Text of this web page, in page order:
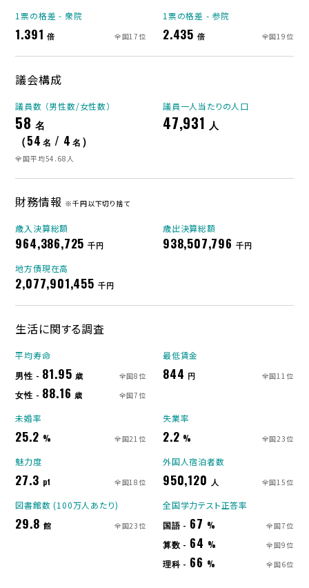
1票の格差 - 衆院
1.391 倍 全国17位
1票の格差 - 参院
2.435 倍 全国19位
議会構成
議員数 （男性数/女性数）
58 名
（54 名 / 4 名 ）
全国平均54.68人
議員一人当たりの人口
47,931 人
財務情報 ※千円以下切り捨て
歳入決算総額
964,386,725 千円
歳出決算総額
938,507,796 千円
地方債現在高
2,077,901,455 千円
生活に関する調査
平均寿命
男性 - 81.95 歳 全国8位
女性 - 88.16 歳 全国7位
最低賃金
844 円 全国11位
未婚率
25.2 % 全国21位
失業率
2.2 % 全国23位
魅力度
27.3 pt 全国18位
外国人宿泊者数
950,120 人 全国15位
図書館数 (100万人あたり)
29.8 館 全国23位
全国学力テスト正答率
国語 - 67 % 全国7位
算数 - 64 % 全国9位
理科 - 66 % 全国6位